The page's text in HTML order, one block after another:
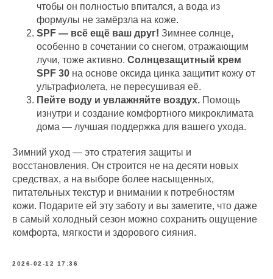
чтобы он полностью впитался, а вода из
формулы не замёрзла на коже.
SPF — всё ещё ваш друг! Зимнее солнце,
особенно в сочетании со снегом, отражающим
лучи, тоже активно. Солнцезащитный крем
SPF 30 на основе оксида цинка защитит кожу от
ультрафиолета, не пересушивая её.
Пейте воду и увлажняйте воздух. Помощь
изнутри и создание комфортного микроклимата
дома — лучшая поддержка для вашего ухода.
Зимний уход — это стратегия защиты и
восстановления. Он строится не на десяти новых
средствах, а на выборе более насыщенных,
питательных текстур и внимании к потребностям
кожи. Подарите ей эту заботу и вы заметите, что даже
в самый холодный сезон можно сохранить ощущение
комфорта, мягкости и здорового сияния.
2026-02-12 17:36